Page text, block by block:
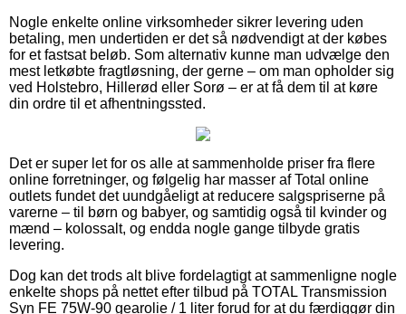
Nogle enkelte online virksomheder sikrer levering uden
betaling, men undertiden er det så nødvendigt at der købes
for et fastsat beløb. Som alternativ kunne man udvælge den
mest letkøbte fragtløsning, der gerne – om man opholder sig
ved Holstebro, Hillerød eller Sorø – er at få dem til at køre
din ordre til et afhentningssted.
Det er super let for os alle at sammenholde priser fra flere
online forretninger, og følgelig har masser af Total online
outlets fundet det uundgåeligt at reducere salgspriserne på
varerne – til børn og babyer, og samtidig også til kvinder og
mænd – kolossalt, og endda nogle gange tilbyde gratis
levering.
Dog kan det trods alt blive fordelagtigt at sammenligne nogle
enkelte shops på nettet efter tilbud på TOTAL Transmission
Syn FE 75W-90 gearolie / 1 liter forud for at du færdiggør din